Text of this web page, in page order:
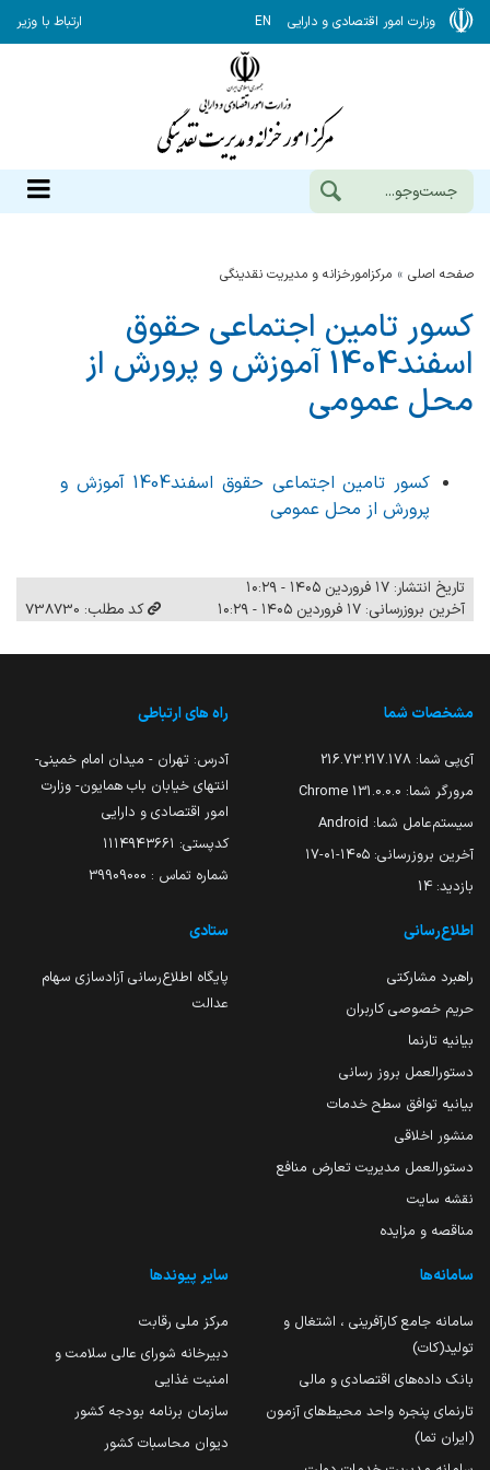
وزارت امور اقتصادی و دارایی EN ارتباط با وزیر
صفحه اصلی مرکزامورخزانه و مدیریت نقدینگی
کسور تامین اجتماعی حقوق
اسفند1404 آموزش و پرورش از
محل عمومی
کسور تامین اجتماعی حقوق اسفند1404 آموزش و
پرورش از محل عمومی
تاریخ انتشار: ۱۷ فروردین ۱۴۰۵ - ۱۰:۲۹
آخرین بروزرسانی: ۱۷ فروردین ۱۴۰۵ - ۱۰:۲۹
کد مطلب: 738730
مشخصات شما
آی‌پی شما: 216.73.217.178
مرورگر شما: 131.0.0.0 Chrome
سیستم‌عامل شما: Android
آخرین بروزرسانی: ۱۴۰۵-۰۱-۱۷
بازدید: 14
راه های ارتباطی
آدرس: تهران - میدان امام خمینی-
انتهای خیابان باب همایون- وزارت
امور اقتصادی و دارایی
کدپستی: ۱۱۱۴۹۴۳۶۶۱
شماره تماس : 39909000
اطلاع‌رسانی
راهبرد مشارکتی
حریم خصوصی کاربران
بیانیه تارنما
دستورالعمل بروز رسانی
بیانیه توافق سطح خدمات
منشور اخلاقی
دستورالعمل مدیریت تعارض منافع
نقشه سایت
مناقصه و مزایده
ستادی
پایگاه اطلاع‌رسانی آزادسازی سهام
عدالت
سامانه‌ها
سامانه جامع کارآفرینی ، اشتغال و
تولید(کات)
بانک داده‌های اقتصادی و مالی
تارنمای پنجره واحد محیط‌های آزمون
(ایران تما)
سایر پیوندها
مرکز ملی رقابت
دبیرخانه شورای عالی سلامت و
امنیت غذایی
سازمان برنامه بودجه کشور
دیوان محاسبات کشور